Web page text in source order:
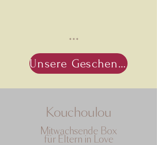
***
Unsere Geschenkauswahl entdecken
Kouchoulou
Mitwachsende Box
für Eltern in Love